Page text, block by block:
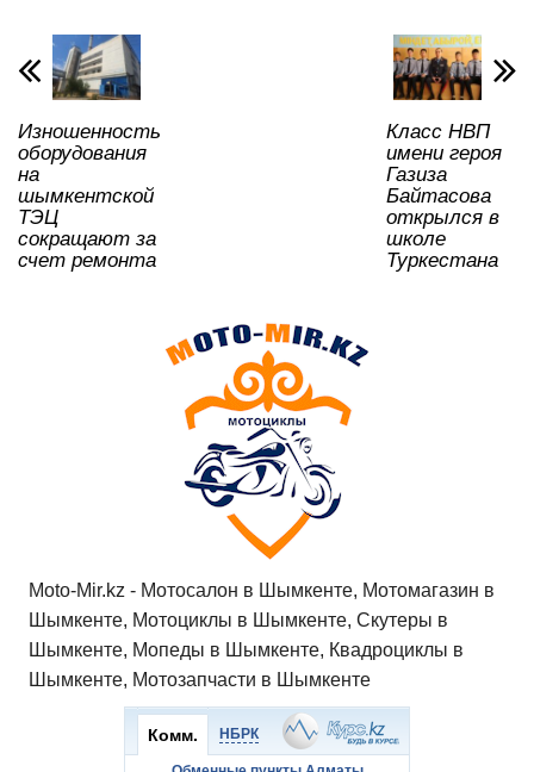
p
p
o
o
k
и
ть
Изношенность
оборудования
на
шымкентской
ТЭЦ
сокращают за
счет ремонта
Класс НВП
имени героя
Газиза
Байтасова
открылся в
школе
Туркестана
Moto-Mir.kz - Мотосалон в Шымкенте, Мотомагазин в
Шымкенте, Мотоциклы в Шымкенте, Скутеры в
Шымкенте, Мопеды в Шымкенте, Квадроциклы в
Шымкенте, Мотозапчасти в Шымкенте